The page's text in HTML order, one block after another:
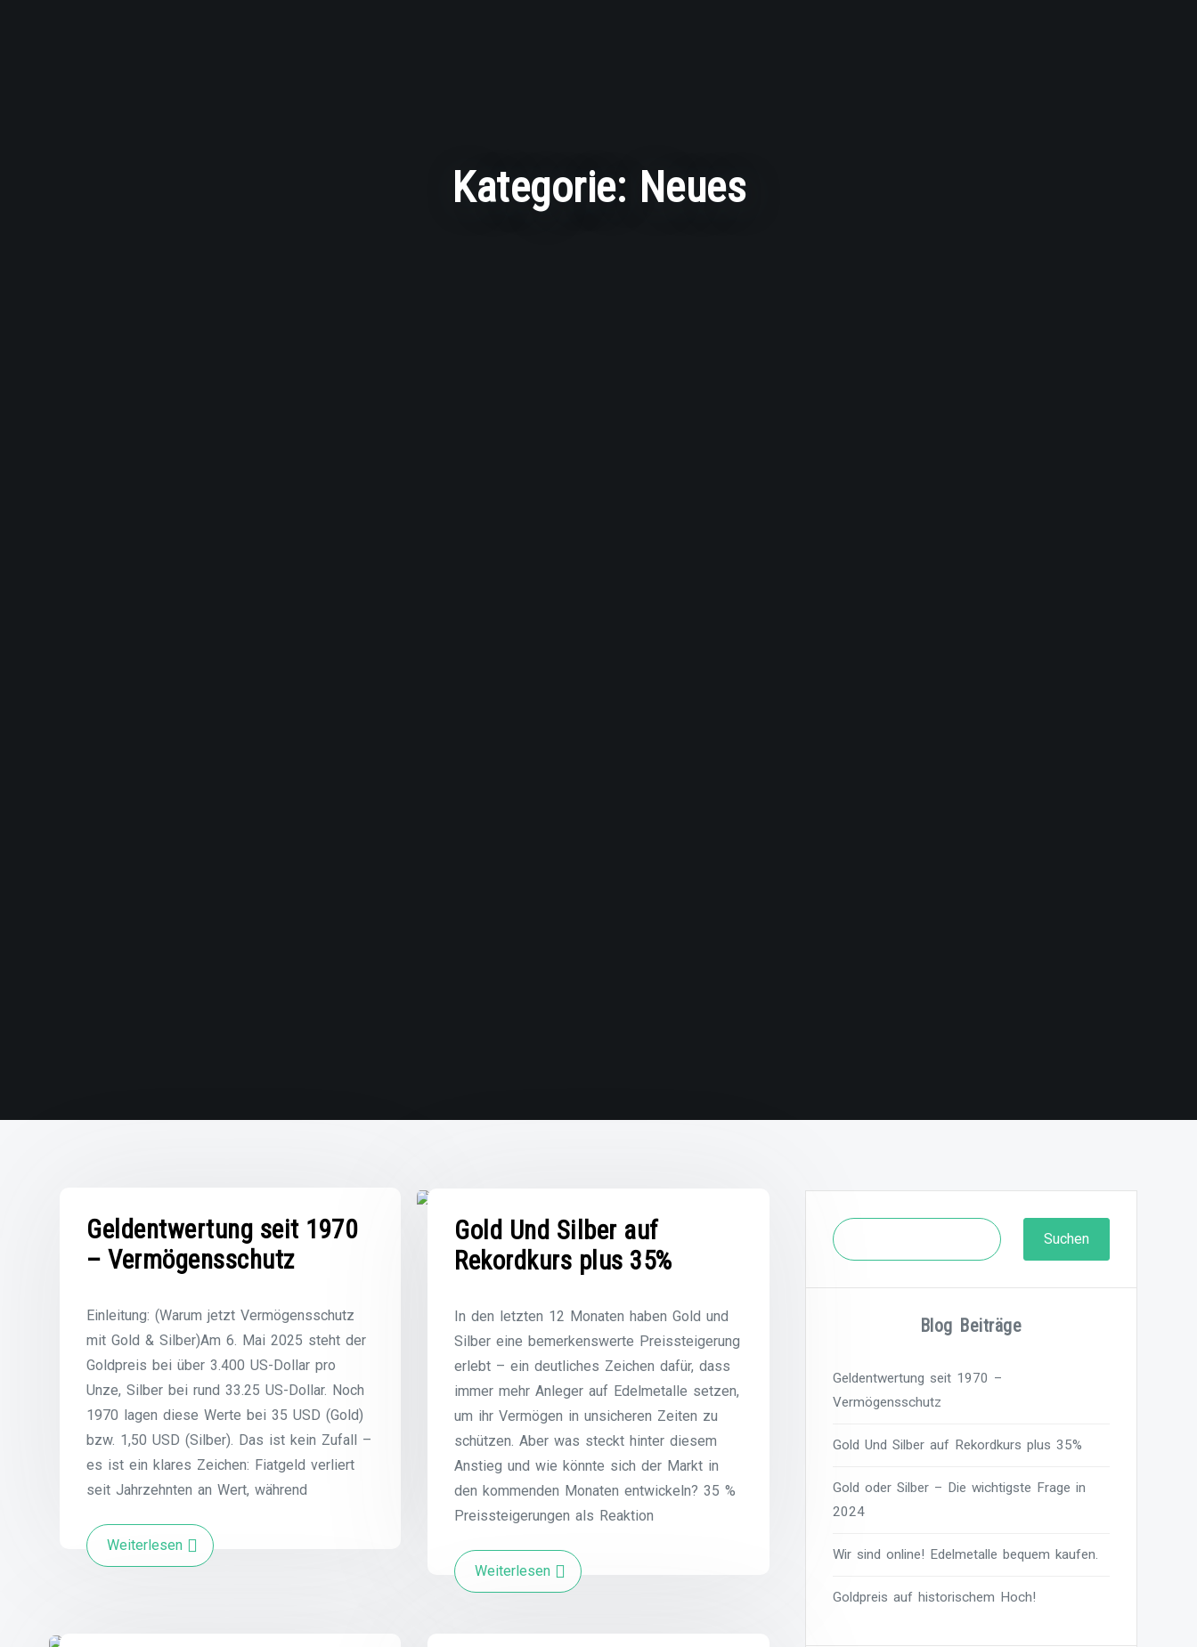
Kategorie: Neues
Geldentwertung seit 1970
– Vermögensschutz
Einleitung: (Warum jetzt Vermögensschutz
mit Gold & Silber)Am 6. Mai 2025 steht der
Goldpreis bei über 3.400 US-Dollar pro
Unze, Silber bei rund 33.25 US-Dollar. Noch
1970 lagen diese Werte bei 35 USD (Gold)
bzw. 1,50 USD (Silber). Das ist kein Zufall –
es ist ein klares Zeichen: Fiatgeld verliert
seit Jahrzehnten an Wert, während
Weiterlesen
Gold Und Silber auf
Rekordkurs plus 35%
In den letzten 12 Monaten haben Gold und
Silber eine bemerkenswerte Preissteigerung
erlebt – ein deutliches Zeichen dafür, dass
immer mehr Anleger auf Edelmetalle setzen,
um ihr Vermögen in unsicheren Zeiten zu
schützen. Aber was steckt hinter diesem
Anstieg und wie könnte sich der Markt in
den kommenden Monaten entwickeln? 35 %
Preissteigerungen als Reaktion
Weiterlesen
Suchen
Suchen
Blog Beiträge
Geldentwertung seit 1970 –
Vermögensschutz
Gold Und Silber auf Rekordkurs plus 35%
Gold oder Silber – Die wichtigste Frage in
2024
Wir sind online! Edelmetalle bequem kaufen.
Goldpreis auf historischem Hoch!